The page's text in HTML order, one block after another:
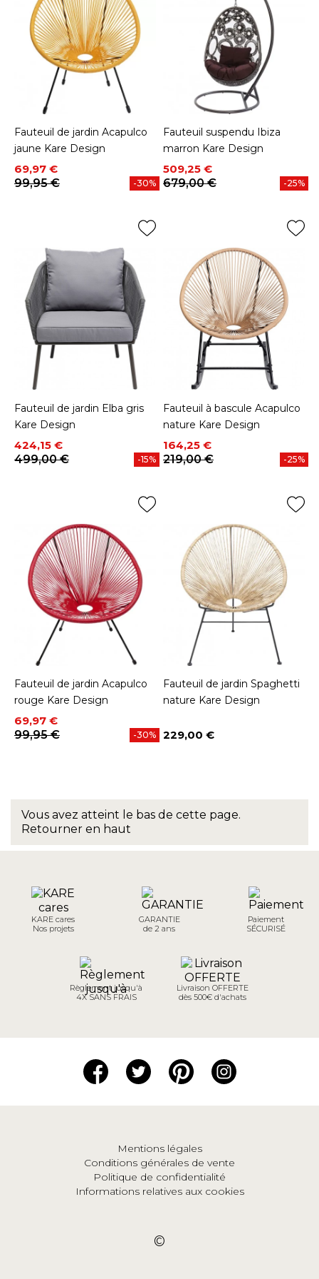
Fauteuil de jardin Acapulco
jaune Kare Design
Prix
69,97 €
Prix de base
99,95 €
-30%
Fauteuil suspendu Ibiza
marron Kare Design
Prix
509,25 €
Prix de base
679,00 €
-25%
Fauteuil de jardin Elba gris
Kare Design
Prix
424,15 €
Prix de base
499,00 €
-15%
Fauteuil à bascule Acapulco
nature Kare Design
Prix
164,25 €
Prix de base
219,00 €
-25%
Fauteuil de jardin Acapulco
rouge Kare Design
Prix
69,97 €
Prix de base
99,95 €
-30%
Fauteuil de jardin Spaghetti
nature Kare Design
Prix
229,00 €
Vous avez atteint le bas de cette page.
Retourner en haut
KARE cares
Nos projets
GARANTIE
de 2 ans
Paiement
SÉCURISÉ
Règlement jusqu'à
4X SANS FRAIS
Livraison OFFERTE
dès 500€ d'achats
Mentions légales
Conditions générales de vente
Politique de confidentialité
Informations relatives aux cookies
©